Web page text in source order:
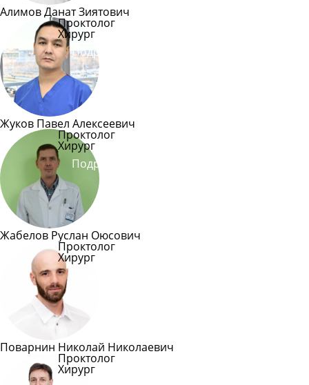
Алимов Данат Зиятович
Проктолог
Хирург
Подробнее
Жуков Павел Алексеевич
Проктолог
Хирург
Подробнее
Жабелов Руслан Оюсович
Проктолог
Хирург
Поварнин Николай Николаевич
Проктолог
Хирург